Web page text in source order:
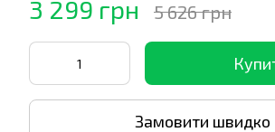
3 299 грн 5 626 грн
Замовити швидко